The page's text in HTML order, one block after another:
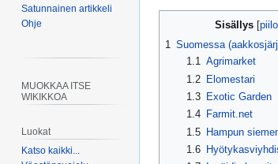
Sisällys
1 Suomessa
1.1 Agrimarket
1.2 Elomestari
1.3
Exotic Garden
1.4
Farmit.net
1.5 Hampun
1.6
Satunnainen artikkeli
Ohje
MUOKKAA ITSE
WIKIKKOA
Luokat
Katso kaikki...